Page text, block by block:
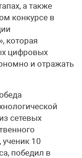
а также
конкурсе в
которая
цифровых
и отражать
сетевых
10
победил в